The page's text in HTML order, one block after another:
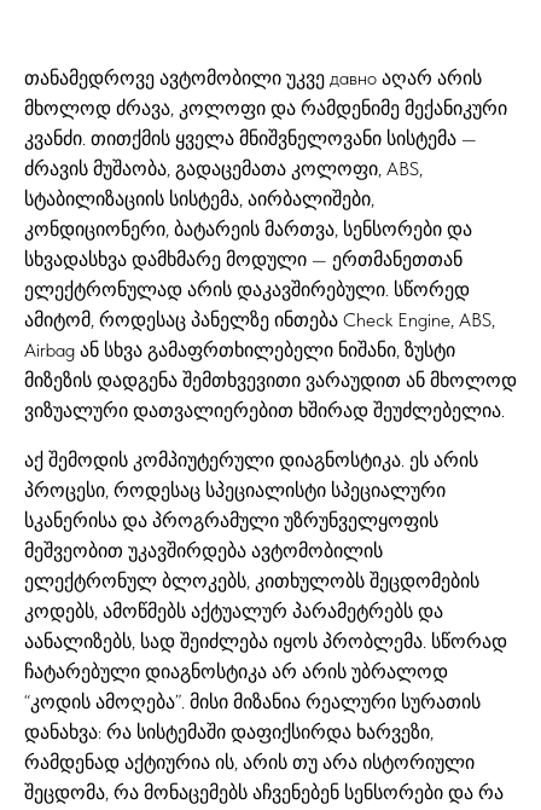
თანამედროვე ავტომობილი უკვე давно აღარ არის
მხოლოდ ძრავა, კოლოფი და რამდენიმე მექანიკური
კვანძი. თითქმის ყველა მნიშვნელოვანი სისტემა —
ძრავის მუშაობა, გადაცემათა კოლოფი, ABS,
სტაბილიზაციის სისტემა, აირბალიშები,
კონდიციონერი, ბატარეის მართვა, სენსორები და
სხვადასხვა დამხმარე მოდული — ერთმანეთთან
ელექტრონულად არის დაკავშირებული. სწორედ
ამიტომ, როდესაც პანელზე ინთება Check Engine, ABS,
Airbag ან სხვა გამაფრთხილებელი ნიშანი, ზუსტი
მიზეზის დადგენა შემთხვევითი ვარაუდით ან მხოლოდ
ვიზუალური დათვალიერებით ხშირად შეუძლებელია.
აქ შემოდის კომპიუტერული დიაგნოსტიკა. ეს არის
პროცესი, როდესაც სპეციალისტი სპეციალური
სკანერისა და პროგრამული უზრუნველყოფის
მეშვეობით უკავშირდება ავტომობილის
ელექტრონულ ბლოკებს, კითხულობს შეცდომების
კოდებს, ამოწმებს აქტუალურ პარამეტრებს და
აანალიზებს, სად შეიძლება იყოს პრობლემა. სწორად
ჩატარებული დიაგნოსტიკა არ არის უბრალოდ
“კოდის ამოღება”. მისი მიზანია რეალური სურათის
დანახვა: რა სისტემაში დაფიქსირდა ხარვეზი,
რამდენად აქტიურია ის, არის თუ არა ისტორიული
შეცდომა, რა მონაცემებს აჩვენებენ სენსორები და რა